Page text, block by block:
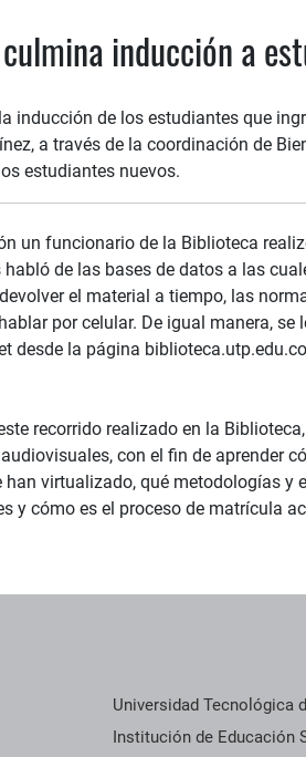
inducción a
inducción de los estudiantes que
a través de la coordinación de
estudiantes nuevos.
un funcionario de la Biblioteca
habló de las bases de datos a las
el material a tiempo, las
por celular. De igual manera,
desde la página
recorrido realizado en la
con el fin de aprender
han virtualizado, qué metodologías y
y cómo es el proceso de matrícula
Universidad Tecnológica
Institución de Educación